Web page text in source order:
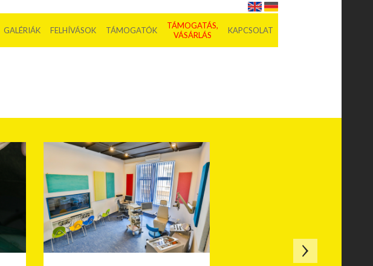
GALÉRIÁK FELHÍVÁSOK TÁMOGATÓK
TÁMOGATÁS,
VÁSÁRLÁS
KAPCSOLAT